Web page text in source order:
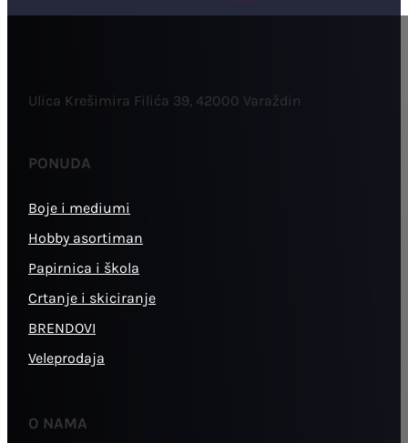
Ulica Krešimira Filića 39, 42000 Varaždin
PONUDA
Boje i mediumi
Hobby asortiman
Papirnica i škola
Crtanje i skiciranje
BRENDOVI
Veleprodaja
O NAMA